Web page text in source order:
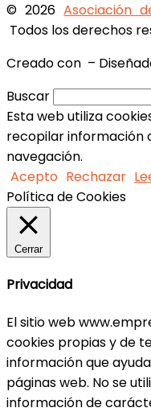
© 2026Asociación
Todos los derechos
Creado con –
Buscar
Esta web utiliza
recopilar información
navegación.
Acepto Rechazar
Política de Cookies
Cerrar
Privacidad
El sitio web
cookies propias y de
información que
páginas web. No se
información de